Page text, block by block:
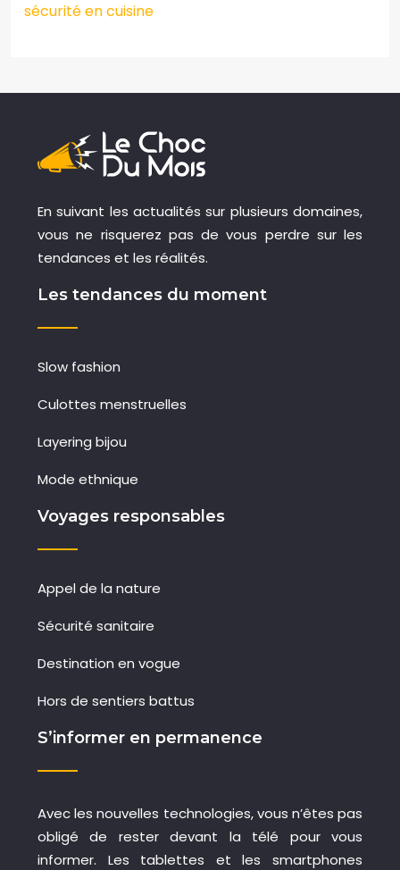
sécurité en cuisine
En suivant les actualités sur plusieurs domaines,
vous ne risquerez pas de vous perdre sur les
tendances et les réalités.
Les tendances du moment
Slow fashion
Culottes menstruelles
Layering bijou
Mode ethnique
Voyages responsables
Appel de la nature
Sécurité sanitaire
Destination en vogue
Hors de sentiers battus
S’informer en permanence
Avec les nouvelles technologies, vous n’êtes pas
obligé de rester devant la télé pour vous
informer. Les tablettes et les smartphones